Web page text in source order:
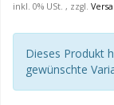
inkl. 0% USt. , zzgl.
Dieses Produkt
gewünschte